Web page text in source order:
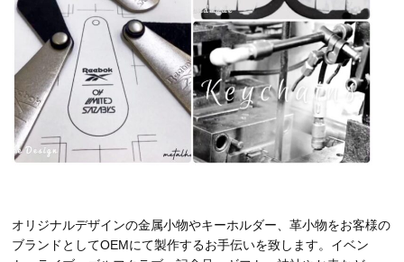
オリジナルデザインの金属小物やキーホルダー、革小物をお客様の
ブランドとしてOEMにて製作するお手伝いを致します。イベン